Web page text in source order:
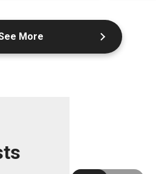
More